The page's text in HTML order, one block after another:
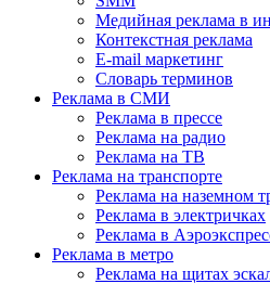
Медийная реклама в
Контекстная реклама
E-mail маркетинг
Словарь терминов
Реклама в СМИ
Реклама в прессе
Реклама на радио
Реклама на ТВ
Реклама на транспорте
Реклама на наземном
Реклама в электричках
Реклама в
Реклама в метро
Реклама на щитах